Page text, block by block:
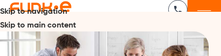
Skip to navigation
Skip to main content